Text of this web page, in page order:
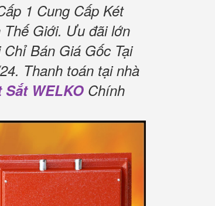
1 Cung Cấp Két
Giới. Ưu đãi lớn
Bán Giá Gốc Tại
Thanh toán tại nhà
Sắt WELKO Chính